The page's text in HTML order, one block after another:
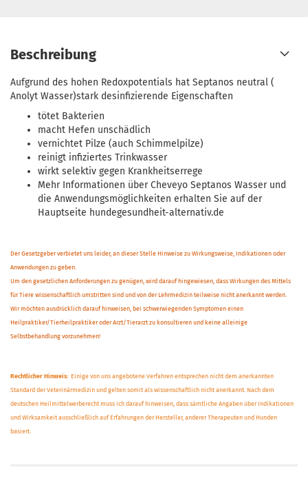
Beschreibung
Aufgrund des hohen Redoxpotentials hat Septanos neutral (
Anolyt Wasser)stark desinfizierende Eigenschaften
tötet Bakterien
macht Hefen unschädlich
vernichtet Pilze (auch Schimmelpilze)
reinigt infiziertes Trinkwasser
wirkt selektiv gegen Krankheitserrege
Mehr Informationen über Cheveyo Septanos Wasser und
die Anwendungsmöglichkeiten erhalten Sie auf der
Hauptseite hundegesundheit-alternativ.de
Der Gesetzgeber verbietet uns leider, an dieser Stelle Hinweise zu Wirkungsweise, Indikationen oder
Anwendungen zu geben.
Um den gesetzlichen Anforderungen zu genügen, wird darauf hingewiesen, dass Wirkungen des Mittels
für Tiere wissenschaftlich umstritten sind und von der Lehrmedizin teilweise nicht anerkannt werden.
Wir möchten ausdrücklich darauf hinweisen, bei schwerwiegenden Symptomen einen
Heilpraktiker/Tierheilpraktiker oder Arzt/Tierarzt zu konsultieren und keine alleinige
Selbstbehandlung vorzunehmen!
Rechtlicher Hinweis: Einige von uns angebotene Verfahren entsprechen nicht dem anerkannten
Standard der Veterinärmedizin und gelten somit als wissenschaftlich nicht anerkannt. Nach dem
deutschen Heilmittelwerberecht muss ich darauf hinweisen, dass sämtliche Angaben über Indikationen
und Wirksamkeit ausschließlich auf Erfahrungen der Hersteller, anderer Therapeuten und Hunden
basiert.